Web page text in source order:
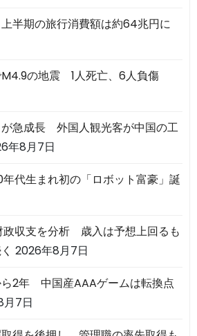
半期の旅行消費額は約64兆円に
の地震 1人死亡、6人負傷
が急成長 外国人観光客が中国の工
年8月7日
代生まれ初の「ロボット富豪」誕
政収支を分析 歳入は予想上回るも
2026年8月7日
ら2年 中国産AAAゲームは転換点
7日